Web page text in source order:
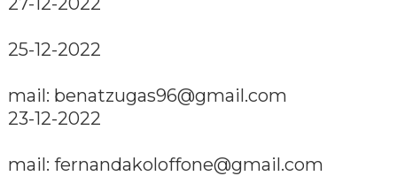
25-12-2022
mail: benatzugas96@gmail.com
23-12-2022
mail: fernandakoloffone@gmail.com